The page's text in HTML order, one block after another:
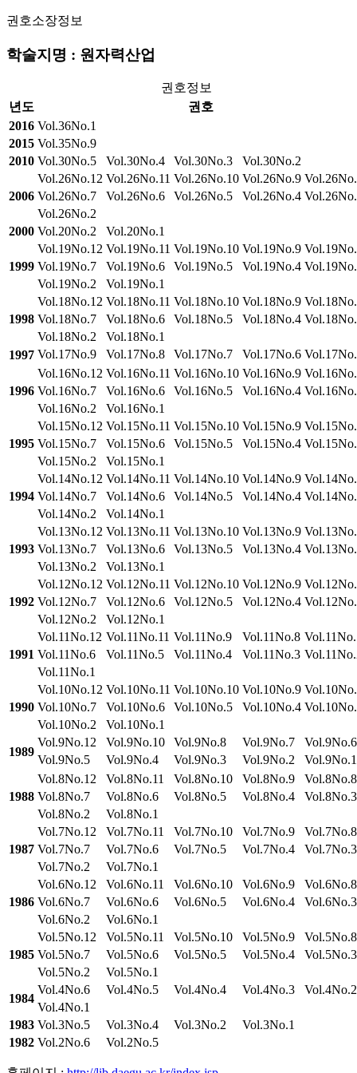
권호소장정보
학술지명 : 원자력산업
권호정보
년도
권호
2016 Vol.36No.1
2015 Vol.35No.9
2010 Vol.30No.5 Vol.30No.4 Vol.30No.3 Vol.30No.2
2006
Vol.26No.12 Vol.26No.11 Vol.26No.10 Vol.26No.9
Vol.26No.7
Vol.26No.6 Vol.26No.5 Vol.26No.4
Vol.26No.2
2000 Vol.20No.2 Vol.20No.1
1999
Vol.19No.12 Vol.19No.11 Vol.19No.10 Vol.19No.9
Vol.19No.7
Vol.19No.6 Vol.19No.5 Vol.19No.4
Vol.19No.2
Vol.19No.1
1998
Vol.18No.12 Vol.18No.11 Vol.18No.10 Vol.18No.9
Vol.18No.7
Vol.18No.6 Vol.18No.5 Vol.18No.4
Vol.18No.2
Vol.18No.1
1997 Vol.17No.9 Vol.17No.8 Vol.17No.7 Vol.17No.6
1996
Vol.16No.12 Vol.16No.11 Vol.16No.10 Vol.16No.9
Vol.16No.7
Vol.16No.6 Vol.16No.5 Vol.16No.4
Vol.16No.2
Vol.16No.1
1995
Vol.15No.12 Vol.15No.11 Vol.15No.10 Vol.15No.9
Vol.15No.7
Vol.15No.6 Vol.15No.5 Vol.15No.4
Vol.15No.2
Vol.15No.1
1994
Vol.14No.12 Vol.14No.11 Vol.14No.10 Vol.14No.9
Vol.14No.7
Vol.14No.6 Vol.14No.5 Vol.14No.4
Vol.14No.2
Vol.14No.1
1993
Vol.13No.12 Vol.13No.11 Vol.13No.10 Vol.13No.9
Vol.13No.7
Vol.13No.6 Vol.13No.5 Vol.13No.4
Vol.13No.2
Vol.13No.1
1992
Vol.12No.12 Vol.12No.11 Vol.12No.10 Vol.12No.9
Vol.12No.7
Vol.12No.6 Vol.12No.5 Vol.12No.4
Vol.12No.2
Vol.12No.1
1991
Vol.11No.12 Vol.11No.11 Vol.11No.9 Vol.11No.8
Vol.11No.6
Vol.11No.5 Vol.11No.4 Vol.11No.3
Vol.11No.1
1990
Vol.10No.12 Vol.10No.11 Vol.10No.10 Vol.10No.9
Vol.10No.7
Vol.10No.6 Vol.10No.5 Vol.10No.4
Vol.10No.2
Vol.10No.1
1989
Vol.9No.12 Vol.9No.10 Vol.9No.8 Vol.9No.7
Vol.9No.6
Vol.9No.5
Vol.9No.4 Vol.9No.3 Vol.9No.2 Vol.9No.1
1988
Vol.8No.12 Vol.8No.11 Vol.8No.10 Vol.8No.9
Vol.8No.8
Vol.8No.7
Vol.8No.6 Vol.8No.5 Vol.8No.4
Vol.8No.3
Vol.8No.2
Vol.8No.1
1987
Vol.7No.12 Vol.7No.11 Vol.7No.10 Vol.7No.9
Vol.7No.8
Vol.7No.7
Vol.7No.6 Vol.7No.5 Vol.7No.4
Vol.7No.3
Vol.7No.2
Vol.7No.1
1986
Vol.6No.12 Vol.6No.11 Vol.6No.10 Vol.6No.9
Vol.6No.8
Vol.6No.7
Vol.6No.6 Vol.6No.5 Vol.6No.4
Vol.6No.3
Vol.6No.2
Vol.6No.1
1985
Vol.5No.12 Vol.5No.11 Vol.5No.10 Vol.5No.9
Vol.5No.8
Vol.5No.7
Vol.5No.6 Vol.5No.5 Vol.5No.4
Vol.5No.3
Vol.5No.2
Vol.5No.1
1984
Vol.4No.6 Vol.4No.5 Vol.4No.4 Vol.4No.3
Vol.4No.2
Vol.4No.1
1983 Vol.3No.5 Vol.3No.4 Vol.3No.2
Vol.3No.1
1982 Vol.2No.6 Vol.2No.5